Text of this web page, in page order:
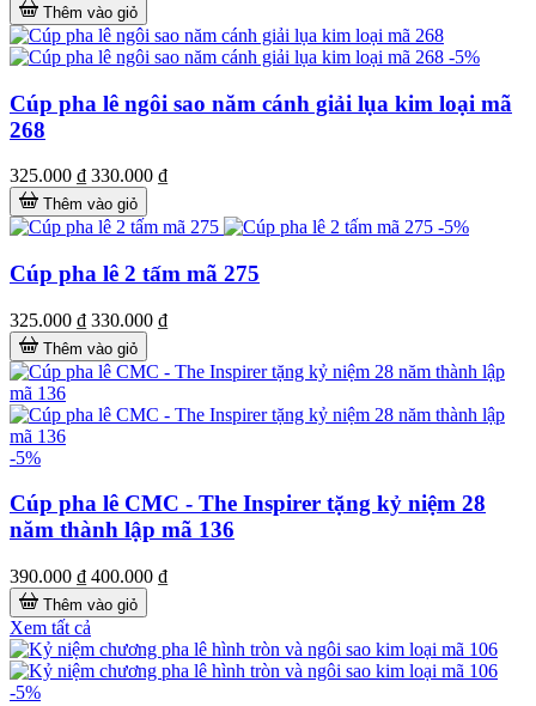
Thêm vào giỏ
-5%
Cúp pha lê ngôi sao năm cánh giải lụa kim loại mã
268
325.000 ₫ 330.000 ₫
Thêm vào giỏ
-5%
Cúp pha lê 2 tấm mã 275
325.000 ₫ 330.000 ₫
Thêm vào giỏ
-5%
Cúp pha lê CMC - The Inspirer tặng kỷ niệm 28
năm thành lập mã 136
390.000 ₫ 400.000 ₫
Thêm vào giỏ
Xem tất cả
-5%